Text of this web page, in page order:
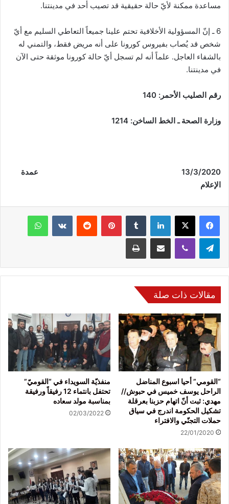
مساعدة ممكنة لأيّ حالة حقيقية قد تصيب أحد في مدينتنا.
6 ـ إنّ المسؤولية الأخلافية تحتم علينا جميعاً التعاطي السليم مع أيّ
شخص قد يُصاب بفيروس كورونا على أنه مريض فقط، والتمني له
بالشفاء العاجل. علماً أنه لم تسجل أيّ حالة كورونا موثقة حتى الآن
في مدينتنا.
رقم الصليب الأحمر: 140
وزارة الصحة ـ الخط الساخن: 1214
13/3/2020
عمدة
الإعلام
فيسبوك لينكدإن بينتيريست
مقالات ذات صلة
“القومي” أحيا اسبوع المناضل
الراحل يوسف خميس في حبوش//
مهدي: ثبت أنّ اتهام حزبنا بعرقلة
تشكيل الحكومة اندرج في سياق
حملات التجنّي والافتراء
22/01/2020
منفذيّة السويداء في “القوميّ”
تحتفل بانتماء 12 رفيقاً ورفيقة
بمناسبة مولد سعاده
02/03/2022